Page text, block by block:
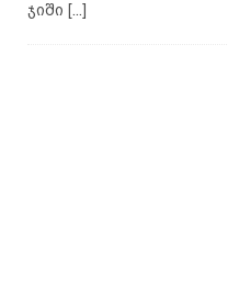
ჯიში [...]